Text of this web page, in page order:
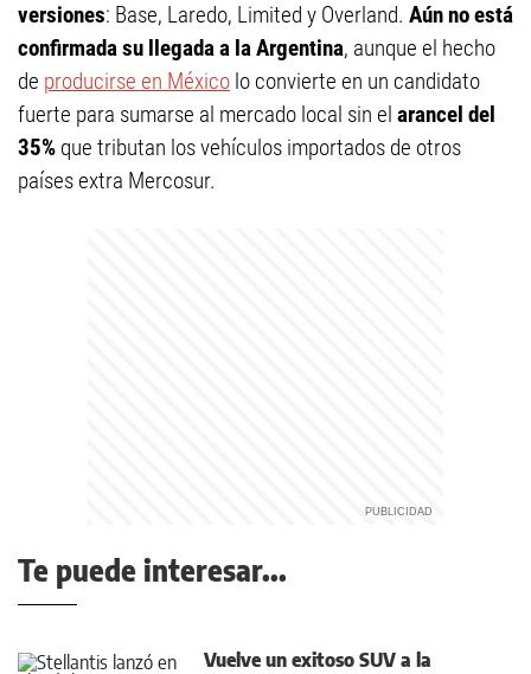
versiones: Base, Laredo, Limited y Overland. Aún no está
confirmada su llegada a la Argentina, aunque el hecho
de producirse en México lo convierte en un candidato
fuerte para sumarse al mercado local sin el arancel del
35% que tributan los vehículos importados de otros
países extra Mercosur.
Te puede interesar...
Vuelve un exitoso SUV a la